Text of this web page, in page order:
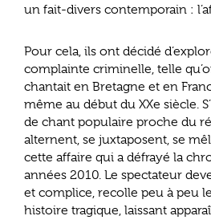
un fait-divers contemporain :
Pour cela, ils ont décidé
complainte criminelle, telle
chantait en Bretagne et en
même au début du XXe siècle.
de chant populaire proche du
alternent, se juxtaposent, se
cette affaire qui a défrayé la
années 2010. Le spectateur
et complice, recolle peu à peu
histoire tragique, laissant